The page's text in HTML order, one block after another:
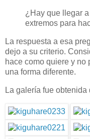
¿Hay que llegar
extremos para
La respuesta a esa
dejo a su criterio.
hace como quiere y no
una forma diferente.
La galería fue obtenida